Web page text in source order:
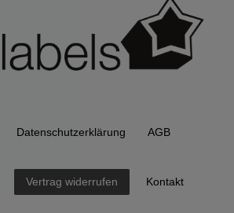
Daten­schutz­erklärung AGB
Vertrag widerrufen Kontakt